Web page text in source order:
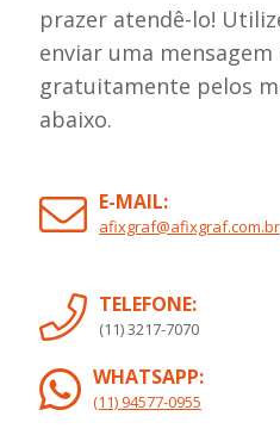
prazer atendê-lo!
enviar uma
gratuitamente pelos
abaixo.
E-MAIL:
afixgraf@afixgraf.com.br
TELEFONE:
(11) 3217-7070
WHATSAPP:
(11) 94577-0955